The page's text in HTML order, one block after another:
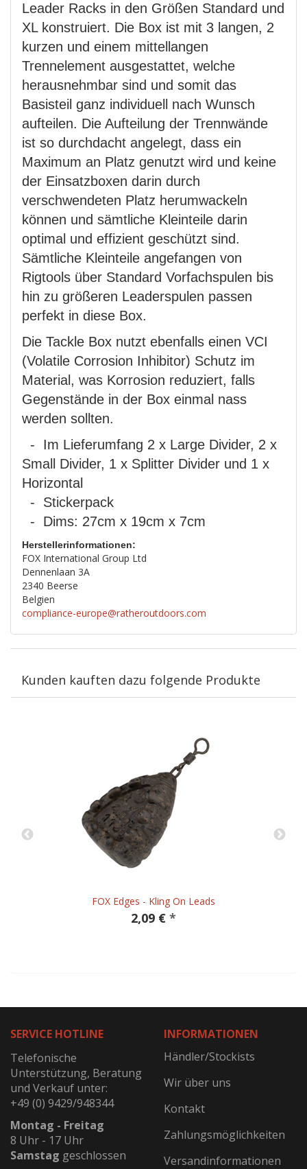
Leader Racks in den Größen Standard und
XL konstruiert. Die Box ist mit 3 langen, 2
kurzen und einem mittellangen
Trennelement ausgestattet, welche
herausnehmbar sind und somit das
Basisteil ganz individuell nach Wunsch
aufteilen. Die Aufteilung der Trennwände
ist so durchdacht angelegt, dass ein
Maximum an Platz genutzt wird und keine
der Einsatzboxen darin durch
verschwendeten Platz herumwackeln
können und sämtliche Kleinteile darin
optimal und effizient geschützt sind.
Sämtliche Kleinteile angefangen von
Rigtools über Standard Vorfachspulen bis
hin zu größeren Leaderspulen passen
perfekt in diese Box.
Die Tackle Box nutzt ebenfalls einen VCI
(Volatile Corrosion Inhibitor) Schutz im
Material, was Korrosion reduziert, falls
Gegenstände in der Box einmal nass
werden sollten.
- Im Lieferumfang 2 x Large Divider, 2 x
Small Divider, 1 x Splitter Divider und 1 x
Horizontal
- Stickerpack
- Dims: 27cm x 19cm x 7cm
Herstellerinformationen:
FOX International Group Ltd
Dennenlaan 3A
2340 Beerse
Belgien
compliance-europe@ratheroutdoors.com
Kunden kauften dazu folgende Produkte
FOX Edges - Kling On Leads
2,09 € *
SERVICE HOTLINE
Telefonische
Unterstützung, Beratung
und Verkauf unter:
+49 (0) 9429/948344
Montag - Freitag
8 Uhr - 17 Uhr
Samstag geschlossen
INFORMATIONEN
Händler/Stockists
Wir über uns
Kontakt
Zahlungsmöglichkeiten
Versandinformationen